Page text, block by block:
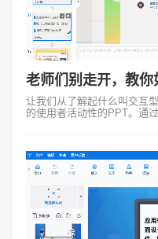
老师们别走开，教
让我们从了解起什么叫交互
的使用者活动性的PPT。通